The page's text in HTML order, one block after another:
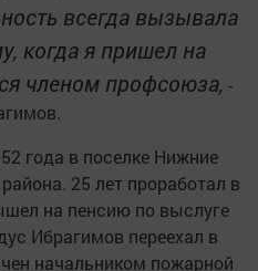
всегда вызывала
когда я пришел на
членом профсоюза, -
года в поселке Нижние
25 лет проработал в
на пенсию по выслуге
Ибрагимов переехал в
начальником пожарной